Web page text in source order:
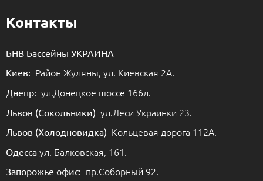
Контакты
БНВ Бассейны УКРАИНА
Киев: Район Жуляны, ул. Киевская 2А.
Днепр: ул.Донецкое шоссе 166л.
Львов (Сокольники) ул.Леси Украинки 23.
Львов (Холодновидка) Кольцевая дорога 112А.
Одесса ул. Балковская, 161.
Запорожье офис: пр.Соборный 92.